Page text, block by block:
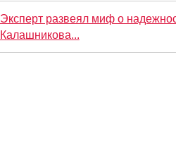
Эксперт развеял миф о
Калашникова...